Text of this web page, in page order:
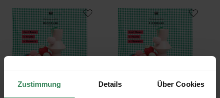
Zustimmung Details Über Cookies
Ricorumi Just Bees + Fruits + Flowers englischRicorumi Just Bees + Fruits +